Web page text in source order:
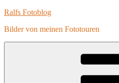
Zum
springen
Ralfs Fotoblog
Bilder von meinen Fototouren